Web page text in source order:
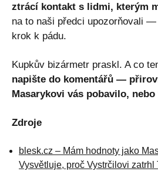
ztrácí kontakt s lidmi, kterým
na to naši předci upozorňovali
krok k pádu.
Kupkův bizármetr praskl. A co
napište do komentářů —
Masarykovi vás pobavilo,
Zdroje
blesk.cz – Mám hodnoty jako
Vysvětluje, proč Vystrčilovi zatrhl